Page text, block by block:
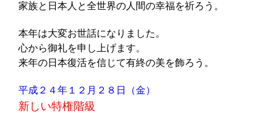
家族と日本人と全世界の人間の幸福を祈ろう。
本年は大変お世話になりました。
心から御礼を申し上げます。
来年の日本復活を信じて有終の美を飾ろう。
平成２４年１２月２８日（金）
新しい特権階級